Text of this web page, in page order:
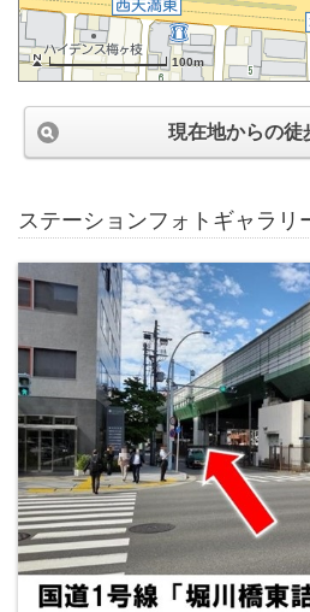
100m
現在地からの徒
ステーションフォトギャラリ